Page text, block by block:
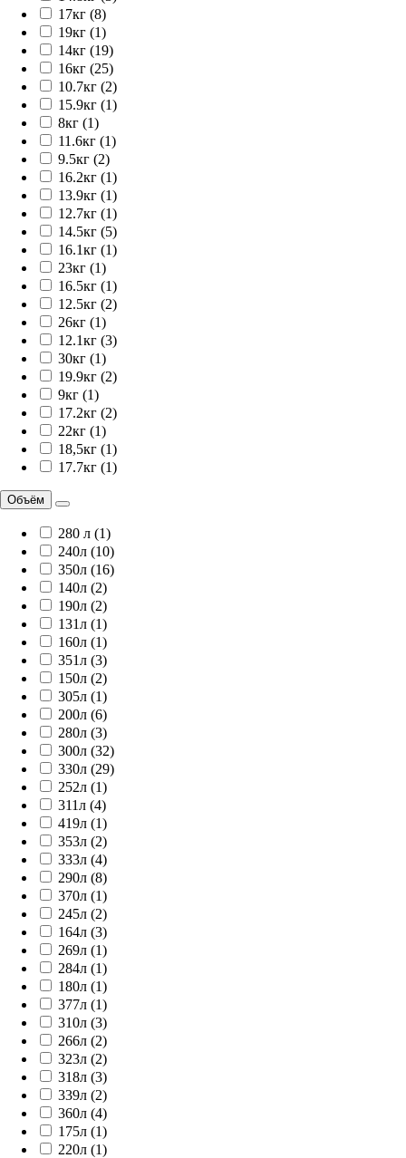
17кг (8)
19кг (1)
14кг (19)
16кг (25)
10.7кг (2)
15.9кг (1)
8кг (1)
11.6кг (1)
9.5кг (2)
16.2кг (1)
13.9кг (1)
12.7кг (1)
14.5кг (5)
16.1кг (1)
23кг (1)
16.5кг (1)
12.5кг (2)
26кг (1)
12.1кг (3)
30кг (1)
19.9кг (2)
9кг (1)
17.2кг (2)
22кг (1)
18,5кг (1)
17.7кг (1)
Объём
280 л (1)
240л (10)
350л (16)
140л (2)
190л (2)
131л (1)
160л (1)
351л (3)
150л (2)
305л (1)
200л (6)
280л (3)
300л (32)
330л (29)
252л (1)
311л (4)
419л (1)
353л (2)
333л (4)
290л (8)
370л (1)
245л (2)
164л (3)
269л (1)
284л (1)
180л (1)
377л (1)
310л (3)
266л (2)
323л (2)
318л (3)
339л (2)
360л (4)
175л (1)
220л (1)